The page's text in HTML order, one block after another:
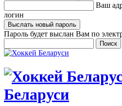
Ваш
логин
Пароль будет выслан Вам по
Беларуси